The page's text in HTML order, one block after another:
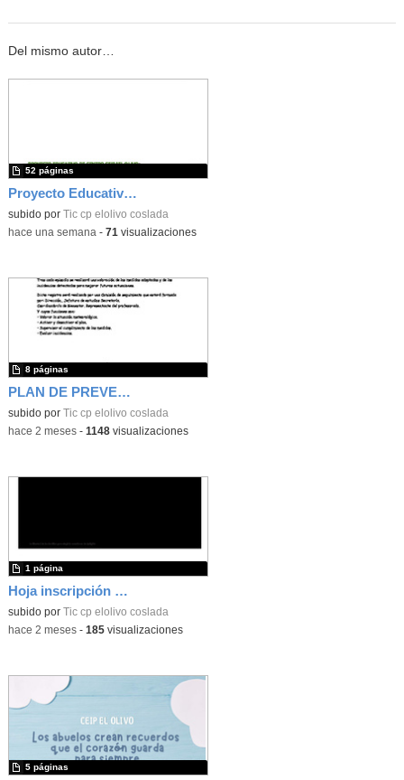
Del mismo autor…
Proyecto Educativo de Centro actualizado 2026
subido por Tic cp elolivo coslada
52 páginas
-hace una semana - 71 visualizaciones
PLAN DE PREVENCION DE OLA DE CALOR
subido por Tic cp elolivo coslada
8 páginas
-hace 2 meses- 1148visualizaciones
Hoja inscripción Religión
subido por Tic cp elolivo coslada
1 página
-hace 2 meses- 185visualizaciones
5 páginas